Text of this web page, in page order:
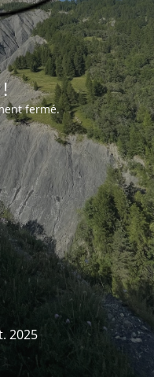
fermé.
2025